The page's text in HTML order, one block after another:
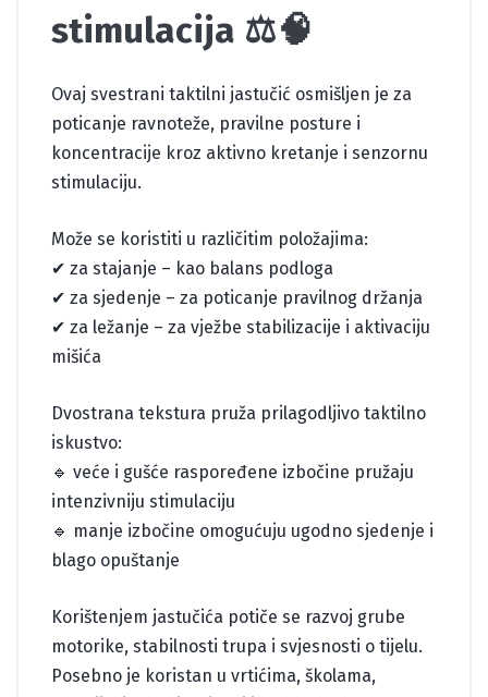
stimulacija ⚖️🧠
Ovaj svestrani taktilni jastučić osmišljen je za
poticanje ravnoteže, pravilne posture i
koncentracije kroz aktivno kretanje i senzornu
stimulaciju.
Može se koristiti u različitim položajima:
✔ za stajanje – kao balans podloga
✔ za sjedenje – za poticanje pravilnog držanja
✔ za ležanje – za vježbe stabilizacije i aktivaciju
mišića
Dvostrana tekstura pruža prilagodljivo taktilno
iskustvo:
🔹 veće i gušće raspoređene izbočine pružaju
intenzivniju stimulaciju
🔹 manje izbočine omogućuju ugodno sjedenje i
blago opuštanje
Korištenjem jastučića potiče se razvoj grube
motorike, stabilnosti trupa i svjesnosti o tijelu.
Posebno je koristan u vrtićima, školama,